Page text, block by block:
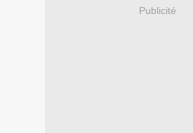
Publicité